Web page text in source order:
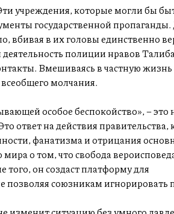
учреждения, которые могли бы
государственной пропаганды.
вбивая в их головы единственно
полиции нравов
Вмешиваясь в частную
молчания.
особое беспокойство», – это
ответ на действия правительства,
фанатизма и отрицания
о том, что свобода
того, он создаст платформу для
позволяя союзникам игнорировать